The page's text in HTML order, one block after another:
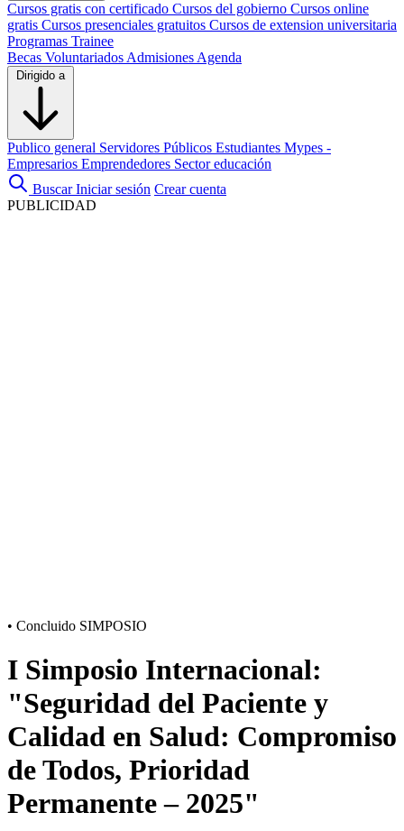
Cursos gratis con certificado Cursos del gobierno Cursos online
gratis Cursos presenciales gratuitos Cursos de extension universitaria
Programas Trainee
Becas Voluntariados Admisiones Agenda
Dirigido a
Publico general Servidores Públicos Estudiantes Mypes -
Empresarios Emprendedores Sector educación
Buscar Iniciar sesión Crear cuenta
PUBLICIDAD
• Concluido SIMPOSIO
I Simposio Internacional:
"Seguridad del Paciente y
Calidad en Salud: Compromiso
de Todos, Prioridad
Permanente – 2025"